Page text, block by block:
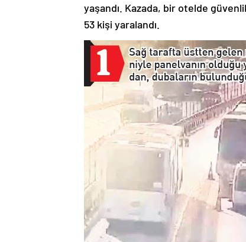
yaşandı. Kazada, bir otelde
53 kişi yaralandı.